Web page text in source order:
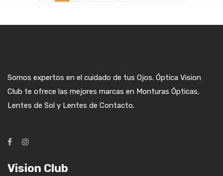
Somos expertos en el cuidado de tus Ojos. Óptica Vision
Club te ofrece las mejores marcas en Monturas Ópticas,
Lentes de Sol y Lentes de Contacto.
Vision Club